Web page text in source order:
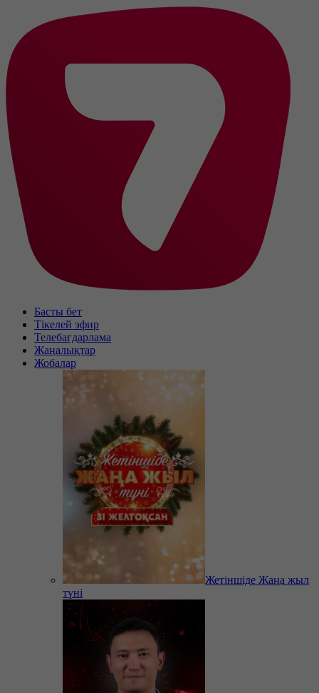
Басты бет
Тікелей эфир
Телебағдарлама
Жаңалықтар
Жобалар
Жетіншіде Жаңа жыл
түні